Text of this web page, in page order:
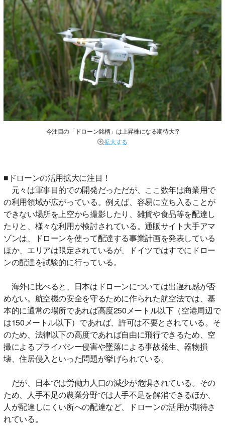
今注目の「ドローン銘柄」は上昇株になる期待大!?
拡大する
■ドローンの活用拡大に注目！
元々は軍事目的での開発だっただが、ここ数年は商業用で
の利用領域が広がっている。例えば、容易に立ち入ることが
できない場所を上空から撮影したり、雑貨や食品等を配達し
たりと、様々な利用が検討されている。通販サイト大手アマ
ゾンは、ドローンを使って配達する事業計画を発表している
ほか、エリアは限定されているが、ドイツではすでにドロー
ンの配達を試験的に行っている。
海外に比べると、日本はドローンについては出遅れ感が否
めない。航空機の安全を守るために作られた航空法では、基
本的に通常の場所であれば高度250メートル以下（空港周辺で
は150メートル以下）であれば、許可は不要とされている。そ
のため、法律以下の高度であれば自由に飛行できるため、空
撮によるプライバシー侵害や墜落による事故発生、器物損
壊、住居侵入といった問題が挙げられている。
だが、日本では労働力人口の減少が危惧されている。その
ため、人手不足の農業分野では人手不足を解消できるほか、
人が配達しにくい所への配達など、ドローンの活用が期待さ
れている。